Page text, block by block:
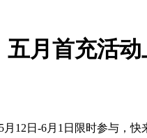
五月首充活
12日-6月1日限时参与，快